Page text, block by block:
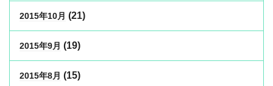
2015年10月 (21)
2015年9月 (19)
2015年8月 (15)